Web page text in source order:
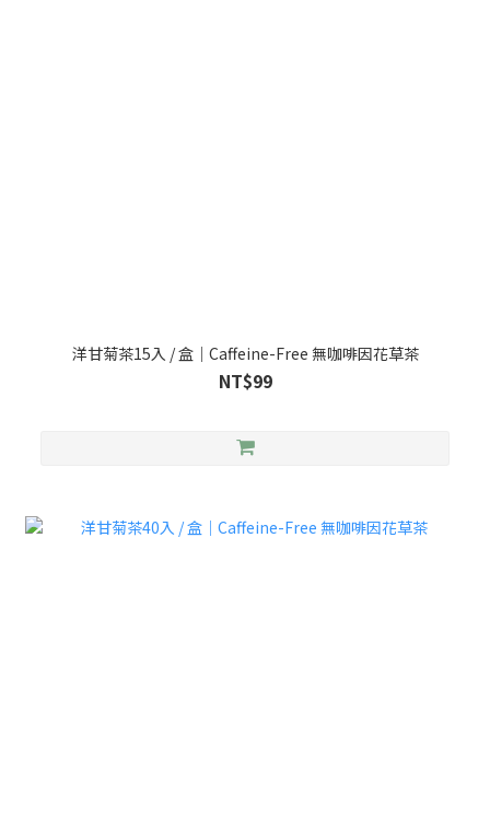
洋甘菊茶15入 / 盒｜Caffeine-Free 無咖啡因花草茶
NT$99